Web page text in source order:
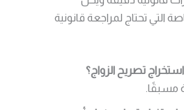
التي تحتاج لمراجعة قانونية
مسبقًا.